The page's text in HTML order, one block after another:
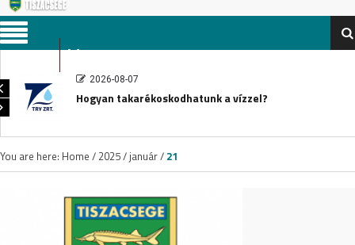
Menu
2026-08-07
Hogyan takarékoskodhatunk a vízzel?
You are here: Home / 2025/ január/ 21